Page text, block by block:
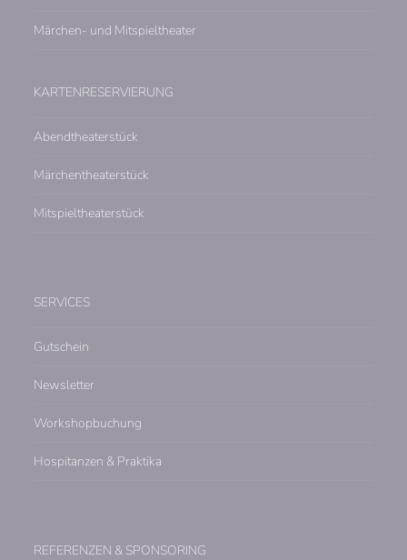
Märchen- und Mitspieltheater
KARTENRESERVIERUNG
Abendtheaterstück
Märchentheaterstück
Mitspieltheaterstück
SERVICES
Gutschein
Newsletter
Workshopbuchung
Hospitanzen & Praktika
REFERENZEN & SPONSORING